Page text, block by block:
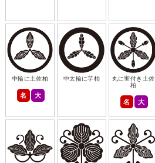
中輪に土佐柏
名 大
中太輪に芋柏
丸に実付き土佐
柏
名 大